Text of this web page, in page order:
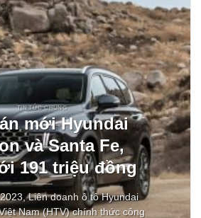
TIN TỨC CHUNG
mới Hyundai
và Santa Fe,
191 triệu đồng
Liên doanh ô tô Hyundai
Nam (HTV) chính thức công